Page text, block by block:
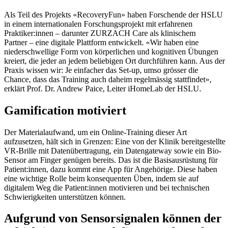
Als Teil des Projekts «RecoveryFun» haben Forschende der HSLU
in einem internationalen Forschungsprojekt mit erfahrenen
Praktiker:innen – darunter ZURZACH Care als klinischem
Partner – eine digitale Plattform entwickelt. «Wir haben eine
niederschwellige Form von körperlichen und kognitiven Übungen
kreiert, die jeder an jedem beliebigen Ort durchführen kann. Aus der
Praxis wissen wir: Je einfacher das Set-up, umso grösser die
Chance, dass das Training auch daheim regelmässig stattfindet»,
erklärt Prof. Dr. Andrew Paice, Leiter iHomeLab der HSLU.
Gamification motiviert
Der Materialaufwand, um ein Online-Training dieser Art
aufzusetzen, hält sich in Grenzen: Eine von der Klinik bereitgestellte
VR-Brille mit Datenübertragung, ein Datengateway sowie ein Bio-
Sensor am Finger genügen bereits. Das ist die Basisausrüstung für
Patient:innen, dazu kommt eine App für Angehörige. Diese haben
eine wichtige Rolle beim konsequenten Üben, indem sie auf
digitalem Weg die Patient:innen motivieren und bei technischen
Schwierigkeiten unterstützen können.
Aufgrund von Sensorsignalen können der